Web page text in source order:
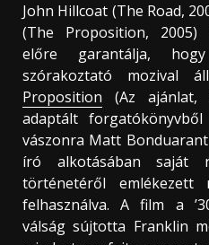
John Hillcoat (The Road,
(The Proposition, 2005)
előre garantálja,
szórakoztató mozival
Proposition (Az ajánlat,
adaptált
vászonra Matt
író alkotásában saját
történetéről emlékezett
felhasználva. A film a
válság sújtotta Franklin